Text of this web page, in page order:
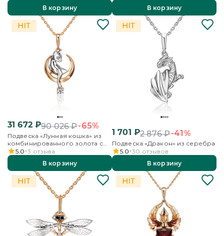
В корзину
В корзину
31 672₽90 026₽-65%
Подвеска «Лунная кошка» из
комбинированного золота с
фианитом
5.0 3 отзыва
В корзину
1 701 ₽2 876₽-41%
Подвеска «Дракон» из серебра
5.0 30 отзывов
В корзину